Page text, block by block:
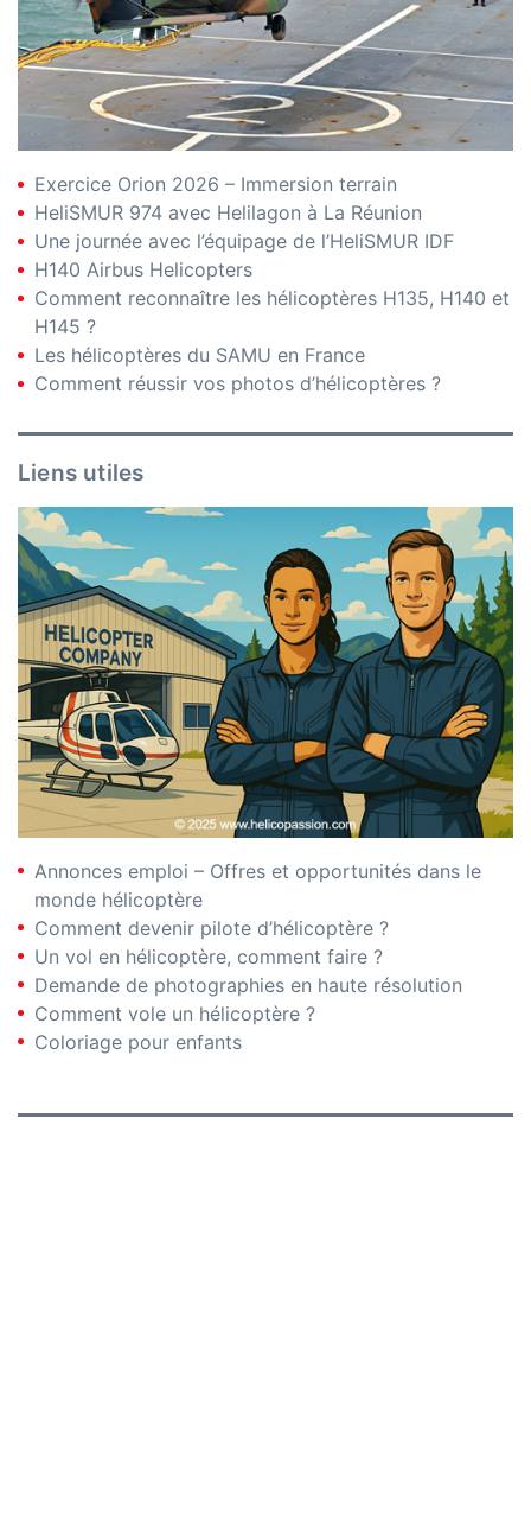
Exercice Orion 2026 – Immersion terrain
HeliSMUR 974 avec Helilagon à La Réunion
Une journée avec l’équipage de l’HeliSMUR IDF
H140 Airbus Helicopters
Comment reconnaître les hélicoptères H135, H140 et
H145 ?
Les hélicoptères du SAMU en France
Comment réussir vos photos d’hélicoptères ?
Liens utiles
Annonces emploi – Offres et opportunités dans le
monde hélicoptère
Comment devenir pilote d’hélicoptère ?
Un vol en hélicoptère, comment faire ?
Demande de photographies en haute résolution
Comment vole un hélicoptère ?
Coloriage pour enfants